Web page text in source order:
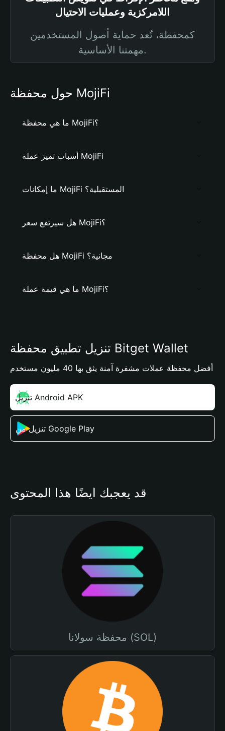
اللامركزية وعمليات الاحتيال
كمحفظة، تُعد حماية أصول المستخدمين
مهمتنا الأساسية.
حول محفظة MojiFi
ما هي محفظة MojiFi؟
أسباب تميز عملة MojiFi
ما إمكانات MojiFi المستقبلية؟
هل سيرتفع سعر MojiFi؟
هل محفظة MojiFi مجانية؟
ما هي قيمة عملة MojiFi؟
تنزيل تطبيق محفظة Bitget Wallet
أفضل محفظة عملات مشفرة آمنة يثق بها 40 مليون مستخدم
تنزيل Android APK
تنزيل من Google Play
قد يعجبك أيضًا هذا المحتوى
محفظة سولانا (SOL)